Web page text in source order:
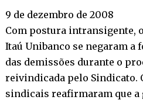
9 de dezembro de 2008
Com postura intransigente,
Itaú Unibanco se negaram a
das demissões durante o
reivindicada pelo Sindicato.
sindicais reafirmaram que a